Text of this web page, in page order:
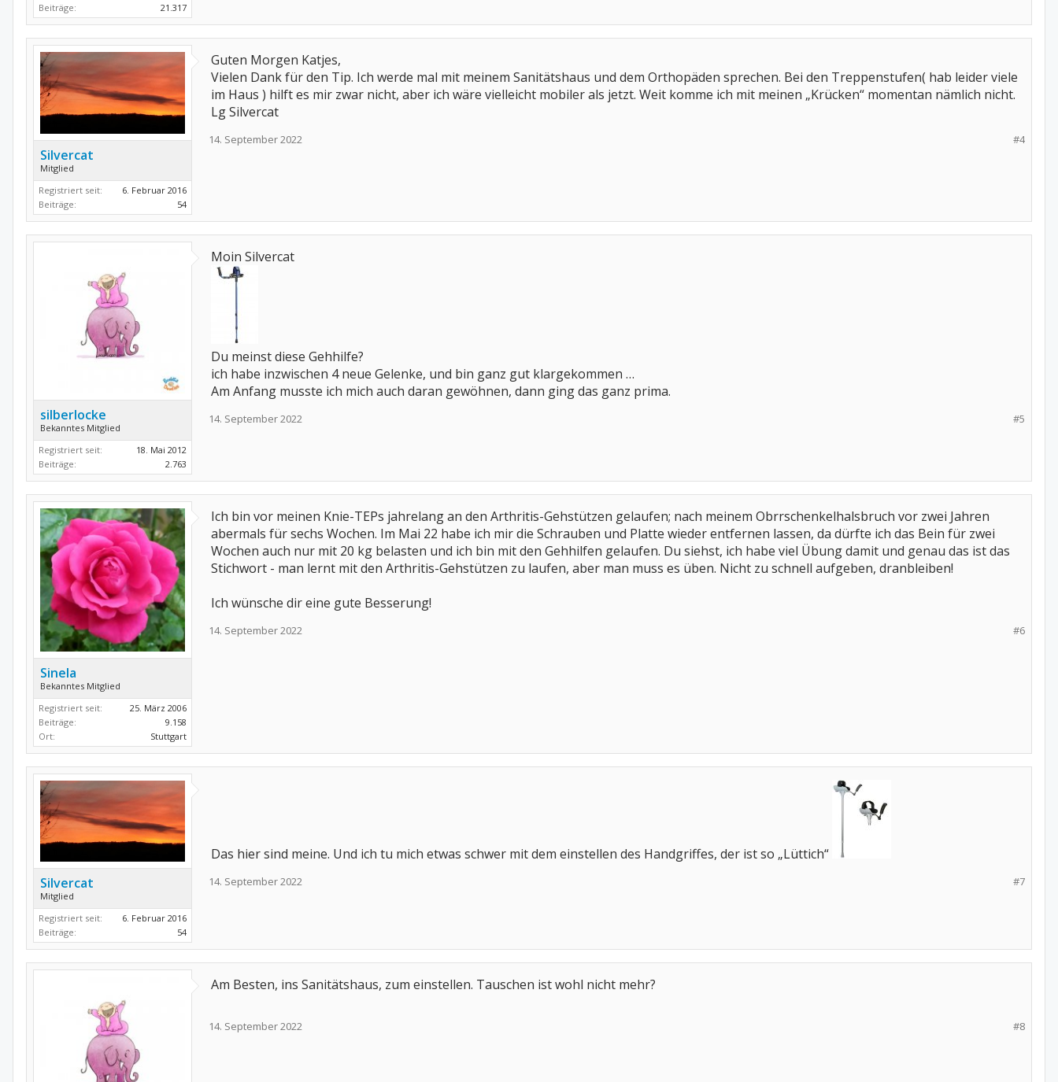
Beiträge:
21.317
Silvercat
Mitglied
Registriert seit:
6. Februar 2016
Beiträge:
54
Guten Morgen Katjes,
Vielen Dank für den Tip. Ich werde mal mit meinem Sanitätshaus und dem Orthopäden sprechen. Bei den Treppenstufen( hab leider viele
im Haus ) hilft es mir zwar nicht, aber ich wäre vielleicht mobiler als jetzt. Weit komme ich mit meinen „Krücken“ momentan nämlich nicht.
Lg Silvercat
#4
14. September 2022
silberlocke
Bekanntes Mitglied
Registriert seit:
18. Mai 2012
Beiträge:
2.763
Moin Silvercat
Du meinst diese Gehhilfe?
ich habe inzwischen 4 neue Gelenke, und bin ganz gut klargekommen …
Am Anfang musste ich mich auch daran gewöhnen, dann ging das ganz prima.
#5
14. September 2022
Sinela
Bekanntes Mitglied
Registriert seit:
25. März 2006
Beiträge:
9.158
Ort:
Stuttgart
Ich bin vor meinen Knie-TEPs jahrelang an den Arthritis-Gehstützen gelaufen; nach meinem Obrrschenkelhalsbruch vor zwei Jahren
abermals für sechs Wochen. Im Mai 22 habe ich mir die Schrauben und Platte wieder entfernen lassen, da dürfte ich das Bein für zwei
Wochen auch nur mit 20 kg belasten und ich bin mit den Gehhilfen gelaufen. Du siehst, ich habe viel Übung damit und genau das ist das
Stichwort - man lernt mit den Arthritis-Gehstützen zu laufen, aber man muss es üben. Nicht zu schnell aufgeben, dranbleiben!
Ich wünsche dir eine gute Besserung!
#6
14. September 2022
Silvercat
Mitglied
Registriert seit:
6. Februar 2016
Beiträge:
54
Das hier sind meine. Und ich tu mich etwas schwer mit dem einstellen des Handgriffes, der ist so „Lüttich“
#7
14. September 2022
Am Besten, ins Sanitätshaus, zum einstellen. Tauschen ist wohl nicht mehr?
#8
14. September 2022